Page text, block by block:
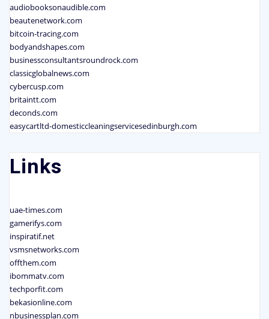
audiobooksonaudible.com
beautenetwork.com
bitcoin-tracing.com
bodyandshapes.com
businessconsultantsroundrock.com
classicglobalnews.com
cybercusp.com
britaintt.com
deconds.com
easycartltd-domesticcleaningservicesedinburgh.com
Links
uae-times.com
gamerifys.com
inspiratif.net
vsmsnetworks.com
offthem.com
ibommatv.com
techporfit.com
bekasionline.com
nbusinessplan.com